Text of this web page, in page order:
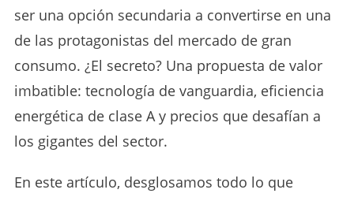
ser una opción secundaria a convertirse en una
de las protagonistas del mercado de gran
consumo. ¿El secreto? Una propuesta de valor
imbatible: tecnología de vanguardia, eficiencia
energética de clase A y precios que desafían a
los gigantes del sector.
En este artículo, desglosamos todo lo que